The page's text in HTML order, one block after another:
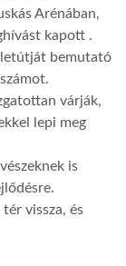
Arénában,
kapott .
bemutató
várják,
lepi meg
is
vissza, és